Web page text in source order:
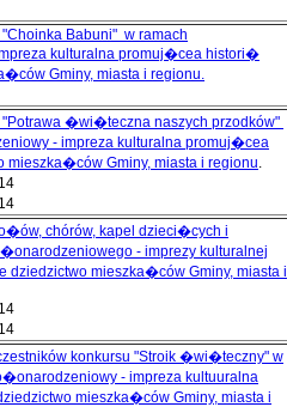
Babuni" w ramach
kulturalna promuj�cea histori�
Gminy, miasta i regionu.
�wi�teczna naszych przodków"
- impreza kulturalna promuj�cea
Gminy, miasta i regionu.
chórów, kapel dzieci�cych i
- imprezy kulturalnej
mieszka�ców Gminy, miasta i
konkursu "Stroik �wi�teczny" w
- impreza kultuuralna
mieszka�ców Gminy, miasta i